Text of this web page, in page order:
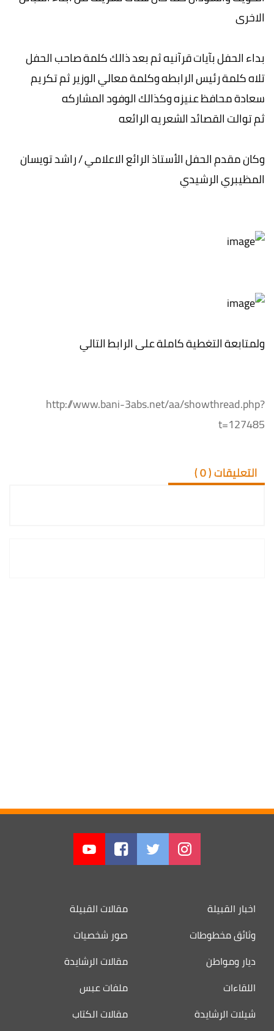
الاخرى
بداء الحفل بآيات قرآنيه ثم بعد ذالك كلمة صاحب الحفل
تلاه كلمة رئيس الرابطه وكلمة معالي الوزير ثم تكريم
سعادة محافظ عنيزه وكذالك الوفود المشاركه
ثم توالت القصائد الشعريه الرائعه
وكان مقدم الحفل الأستاذ الرائع الاعلامي / راشد تويسان
المظيبري الرشيدي
ولمتابعة التغطية كاملة على الرابط التالي
http://www.bani-3abs.net/aa/showthread.php?
t=127485
التعليقات (0
)
اخبار القبيلة
مقالات القبيلة
وثائق مخطوطات
صور شخصيات
ديار ومواطن
مقالات الرشايدة
اللقاءات
ملفات عبس
شيلات الرشايدة
مقالات الكتاب